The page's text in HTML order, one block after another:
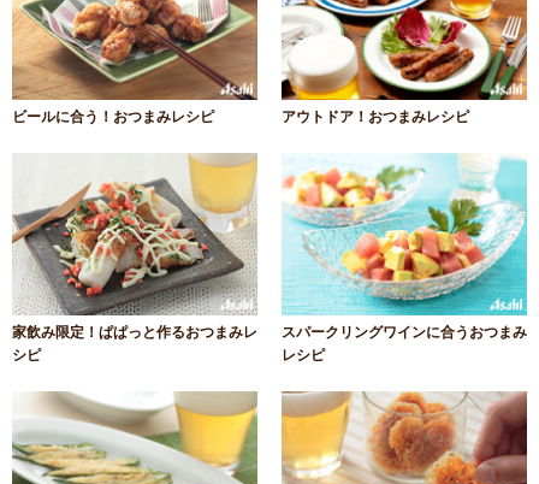
ビールに合う！おつまみレシピ アウトドア！おつまみレシピ
家飲み限定！ぱぱっと作るおつまみレ
シピ
スパークリングワインに合うおつまみ
レシピ